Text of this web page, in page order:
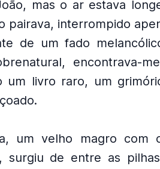
mas o ar estava
pairava, interrompido
de um fado
encontrava-
um livro raro, um
um velho magro com
surgiu de entre as